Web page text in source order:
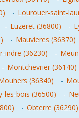
- Lourouer-saint-
- Luzeret (36800) -
- Mauvieres (36370)
indre (36230) -
- Montchevrier (36140)
(36340) -
les-bois (36500) -
- Obterre (36290)